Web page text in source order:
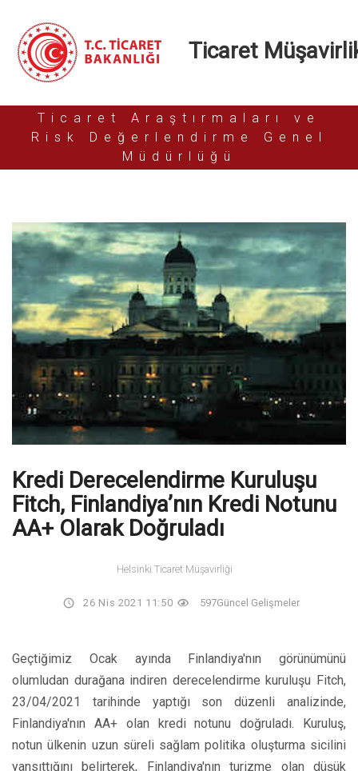
Ticaret
Ticaret Araştırmaları ve
Risk Değerlendirme Genel
Müdürlüğü
Kredi Derecelendirme Kuruluşu
Fitch, Finlandiya’nın Kredi Notunu
AA+ Olarak Doğruladı
Helsinki Ticaret Müşavirliği
26 Nis 2021 11:50 597Güncel Gelişmeler
Geçtiğimiz Ocak ayında Finlandiya'nın görünümünü
olumludan durağana indiren derecelendirme kuruluşu Fitch,
23/04/2021 tarihinde yaptığı son düzenli analizinde,
Finlandiya'nın AA+ olan kredi notunu doğruladı. Kuruluş,
notun ülkenin uzun süreli sağlam politika oluşturma sicilini
yansıttığını belirterek, Finlandiya'nın turizme olan düşük